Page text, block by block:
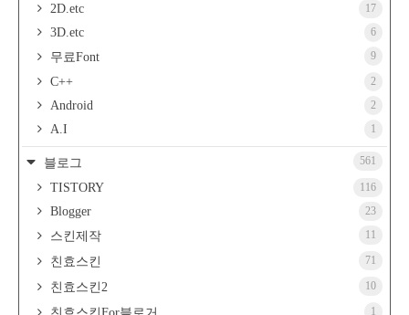
2D.etc 17
3D.etc 6
무료Font 9
C++ 2
Android 2
A.I 1
블로그 561
TISTORY 116
Blogger 23
스킨제작 11
친효스킨 71
친효스킨2 10
1